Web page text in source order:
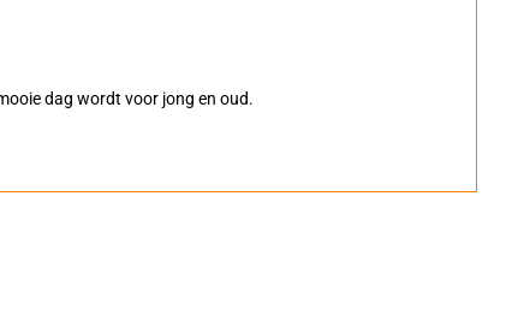
dag wordt voor jong en oud.